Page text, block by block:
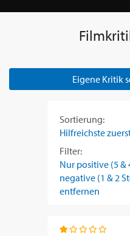
Eigene Kritik
Sortierung:
Hilfreichste
Filter:
Nur positive (5 &
negative (1 & 2
entfernen